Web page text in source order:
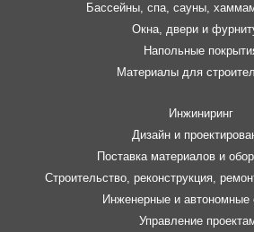
Бассейны, спа, сауны,
Окна, двери и
Напольные
Материалы для
Инжиниринг
Дизайн и
Поставка материалов и
Строительство, реконструкция,
Инженерные и автономные
Управление